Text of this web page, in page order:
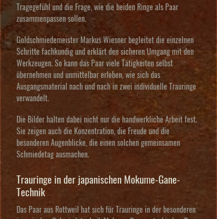
Tragegefühl und die Frage, wie die beiden Ringe als Paar
zusammenpassen sollen.
Goldschmiedemeister Markus Wiesner begleitet die einzelnen
Schritte fachkundig und erklärt den sicheren Umgang mit den
Werkzeugen. So kann das Paar viele Tätigkeiten selbst
übernehmen und unmittelbar erleben, wie sich das
Ausgangsmaterial nach und nach in zwei individuelle Trauringe
verwandelt.
Die Bilder halten dabei nicht nur die handwerkliche Arbeit fest.
Sie zeigen auch die Konzentration, die Freude und die
besonderen Augenblicke, die einen solchen gemeinsamen
Schmiedetag ausmachen.
Trauringe in der japanischen Mokume-Gane-
Technik
Das Paar aus Rottweil hat sich für Trauringe in der besonderen